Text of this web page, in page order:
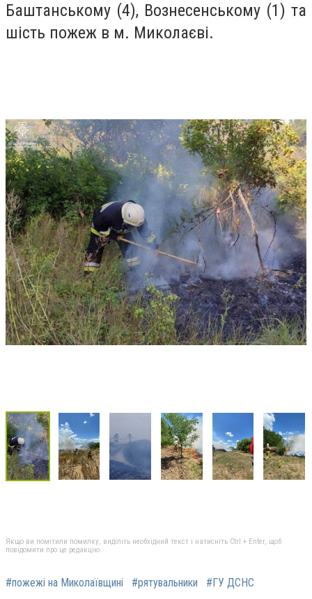
Баштанському (4), Вознесенському (1) та
шість пожеж в м. Миколаєві.
Якщо ви помітили помилку, виділіть необхідний текст і натисніть Ctrl + Enter, щоб
повідомити про це редакцію
#пожежі на Миколаївщині #рятувальники #ГУ ДСНС